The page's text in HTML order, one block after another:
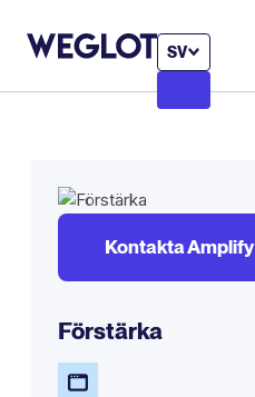
SV
Kontakta Amplify
Förstärka